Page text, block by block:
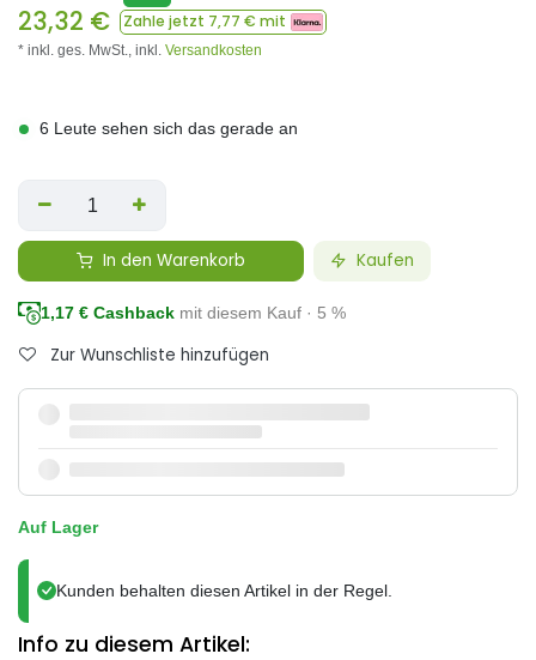
23,32 € Zahle jetzt 7,77 € mit
* inkl. ges. MwSt., inkl. Versandkosten
6 Leute sehen sich das gerade an
In den Warenkorb Kaufen
1,17 € Cashback mit diesem Kauf · 5 %
Zur Wunschliste hinzufügen
Auf Lager
Kunden behalten diesen Artikel in der Regel.
Info zu diesem Artikel: